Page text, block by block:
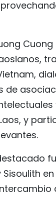
de
y
Sisoulith